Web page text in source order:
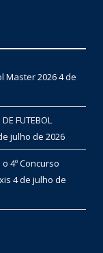
Master 20264 de
FUTEBOL
julho de 2026
4º Concurso
4 de julho de